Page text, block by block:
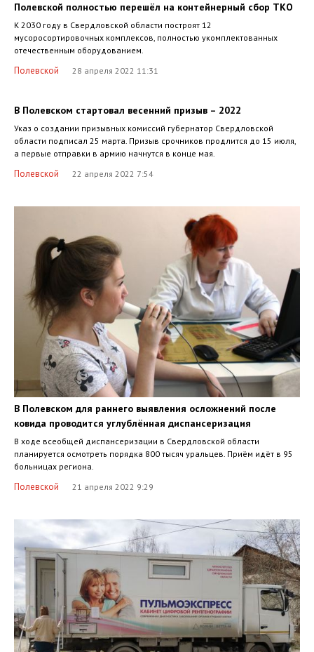
Полевской полностью перешёл на контейнерный сбор ТКО
К 2030 году в Свердловской области построят 12
мусоросортировочных комплексов, полностью укомплектованных
отечественным оборудованием.
Полевской 28 апреля 2022 11:31
В Полевском стартовал весенний призыв – 2022
Указ о создании призывных комиссий губернатор Свердловской
области подписал 25 марта. Призыв срочников продлится до 15 июля,
а первые отправки в армию начнутся в конце мая.
Полевской 22 апреля 2022 7:54
В Полевском для раннего выявления осложнений после
ковида проводится углублённая диспансеризация
В ходе всеобщей диспансеризации в Свердловской области
планируется осмотреть порядка 800 тысяч уральцев. Приём идёт в 95
больницах региона.
Полевской 21 апреля 2022 9:29